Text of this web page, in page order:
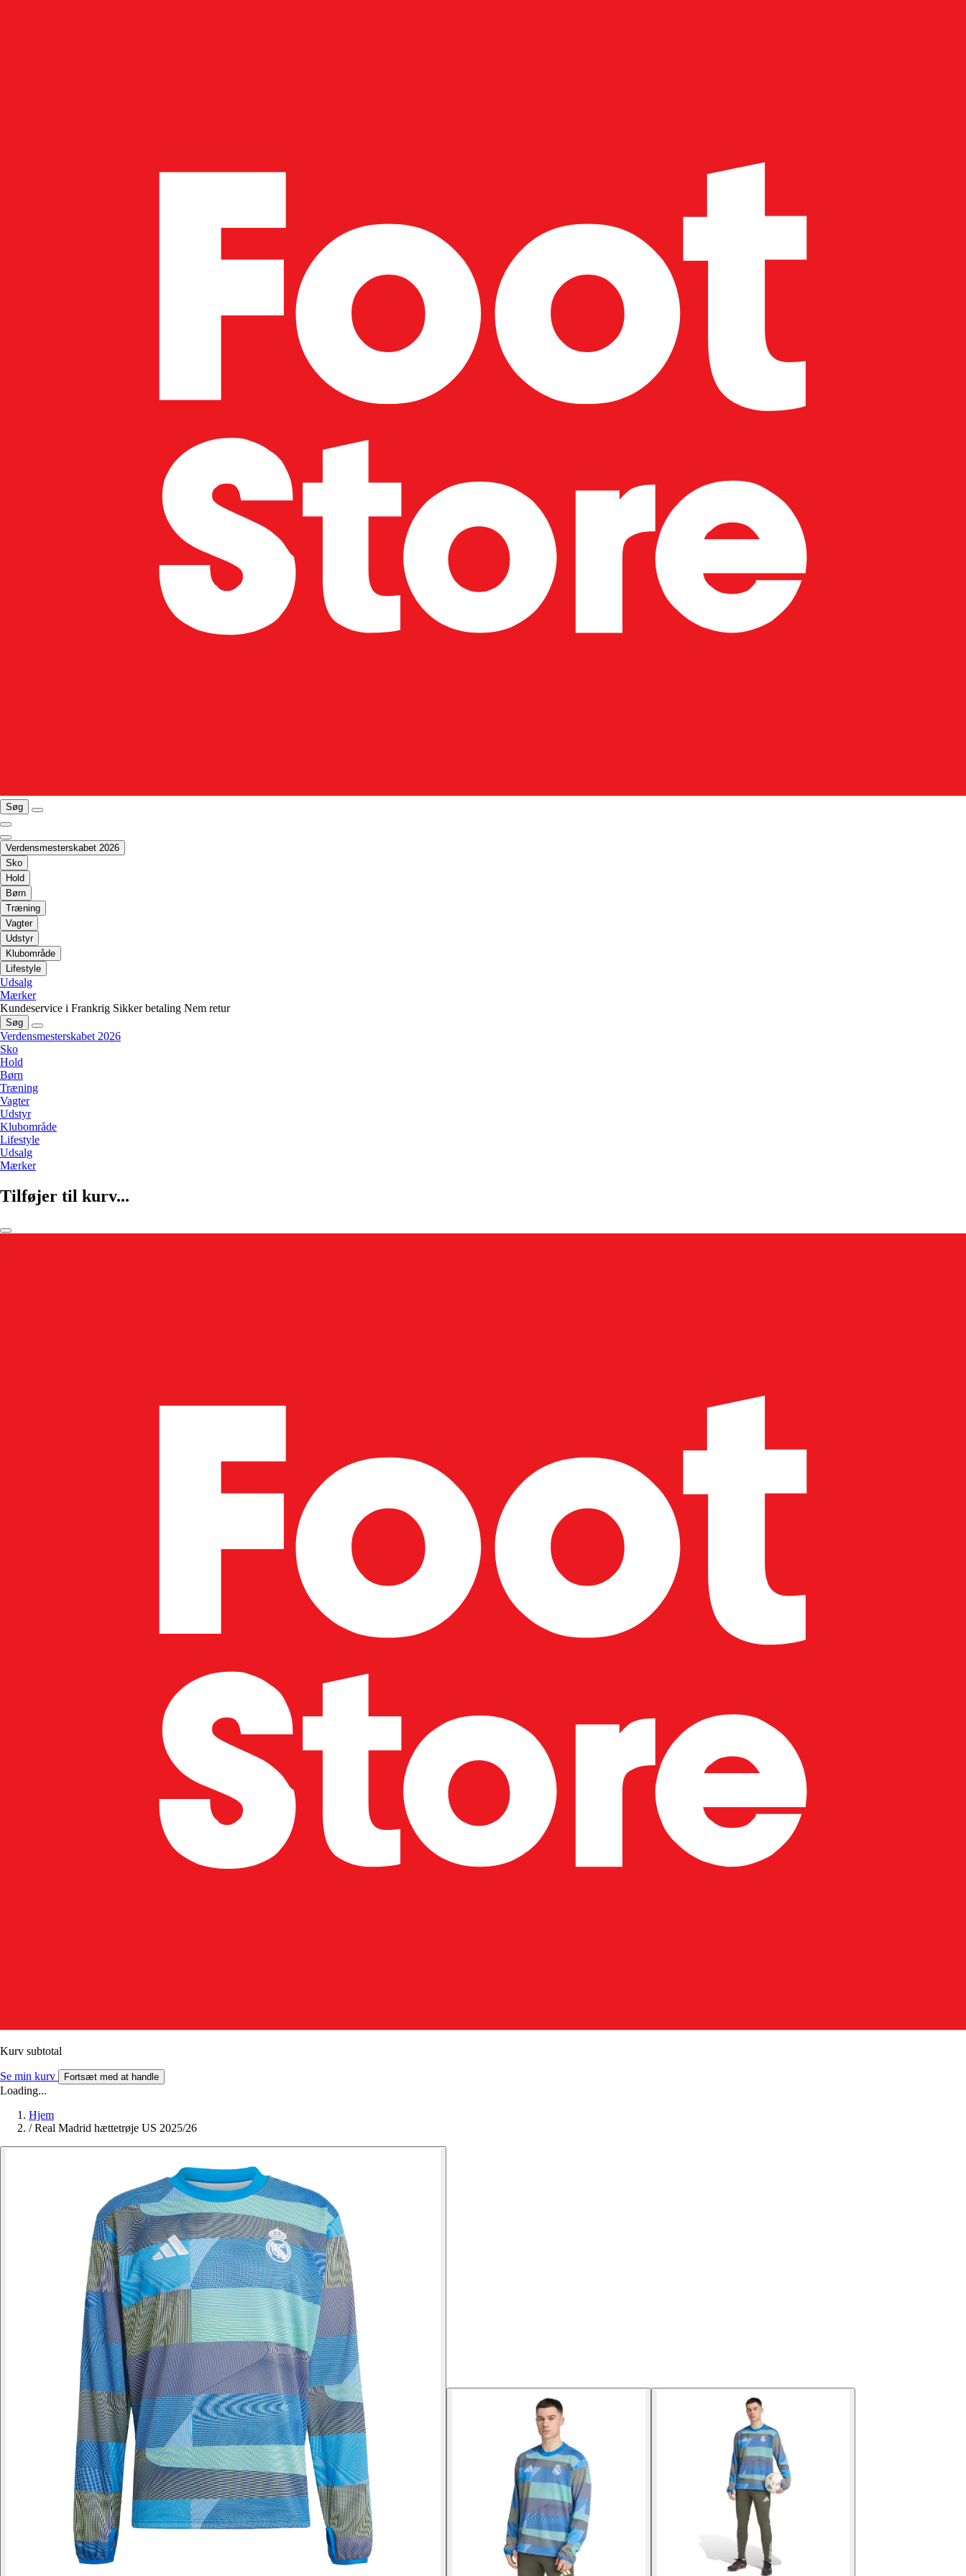
Søg
Verdensmesterskabet 2026
Sko
Hold
Børn
Træning
Vagter
Udstyr
Klubområde
Lifestyle
Udsalg
Mærker
Kundeservice i Frankrig Sikker betaling Nem retur
Søg
Verdensmesterskabet 2026
Sko
Hold
Børn
Træning
Vagter
Udstyr
Klubområde
Lifestyle
Udsalg
Mærker
Tilføjer til kurv...
Kurv subtotal
Se min kurv Fortsæt med at handle
Loading...
Hjem
/ Real Madrid hættetrøje US 2025/26